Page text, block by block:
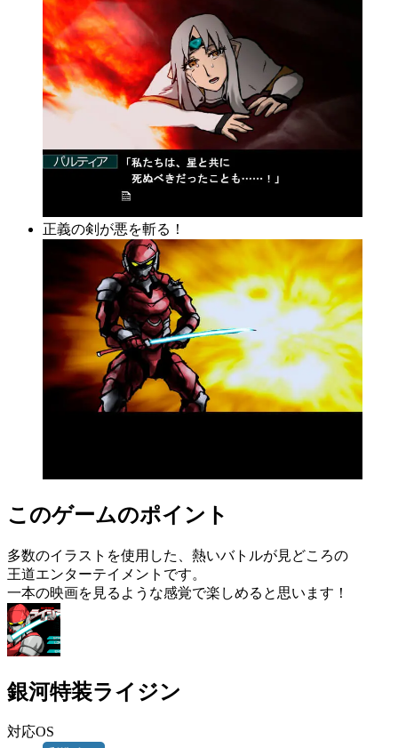
正義の剣が悪を斬る！
このゲームのポイント
多数のイラストを使用した、熱いバトルが見どころの
王道エンターテイメントです。
一本の映画を見るような感覚で楽しめると思います！
銀河特装ライジン
対応OS